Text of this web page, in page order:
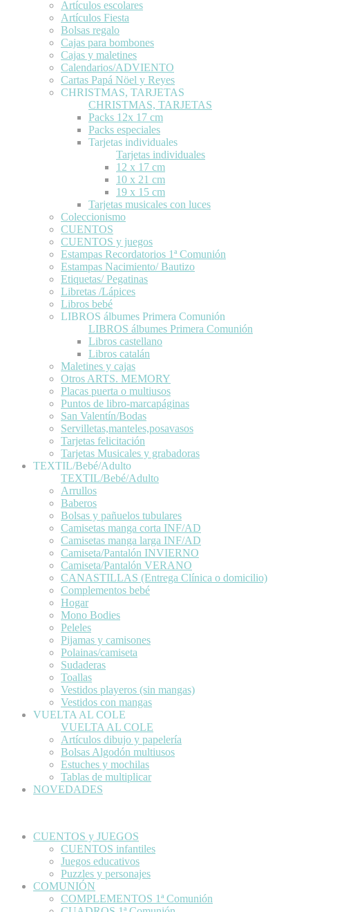
Artículos escolares
Artículos Fiesta
Bolsas regalo
Cajas para bombones
Cajas y maletines
Calendarios/ADVIENTO
Cartas Papá Nöel y Reyes
CHRISTMAS, TARJETAS
CHRISTMAS, TARJETAS
Packs 12x 17 cm
Packs especiales
Tarjetas individuales
Tarjetas individuales
12 x 17 cm
10 x 21 cm
19 x 15 cm
Tarjetas musicales con luces
Coleccionismo
CUENTOS
CUENTOS y juegos
Estampas Recordatorios 1ª Comunión
Estampas Nacimiento/ Bautizo
Etiquetas/ Pegatinas
Libretas /Lápices
Libros bebé
LIBROS álbumes Primera Comunión
LIBROS álbumes Primera Comunión
Libros castellano
Libros catalán
Maletines y cajas
Otros ARTS. MEMORY
Placas puerta o multiusos
Puntos de libro-marcapáginas
San Valentín/Bodas
Servilletas,manteles,posavasos
Tarjetas felicitación
Tarjetas Musicales y grabadoras
TEXTIL/Bebé/Adulto
TEXTIL/Bebé/Adulto
Arrullos
Baberos
Bolsas y pañuelos tubulares
Camisetas manga corta INF/AD
Camisetas manga larga INF/AD
Camiseta/Pantalón INVIERNO
Camiseta/Pantalón VERANO
CANASTILLAS (Entrega Clínica o domicilio)
Complementos bebé
Hogar
Mono Bodies
Peleles
Pijamas y camisones
Polainas/camiseta
Sudaderas
Toallas
Vestidos playeros (sin mangas)
Vestidos con mangas
VUELTA AL COLE
VUELTA AL COLE
Artículos dibujo y papelería
Bolsas Algodón multiusos
Estuches y mochilas
Tablas de multiplicar
NOVEDADES
CUENTOS y JUEGOS
CUENTOS infantiles
Juegos educativos
Puzzles y personajes
COMUNIÓN
COMPLEMENTOS 1ª Comunión